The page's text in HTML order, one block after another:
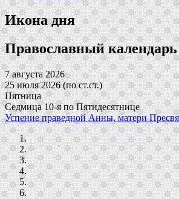
Икона дня
Православный календарь
7 августа 2026
25 июля 2026 (по ст.ст.)
Пятница
Седмица 10-я по Пятидесятнице
Успение праведной Анны, матери